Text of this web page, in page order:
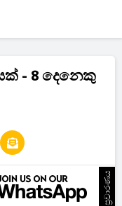
- 8 දෙනෙකු
ප්‍රචාරණය